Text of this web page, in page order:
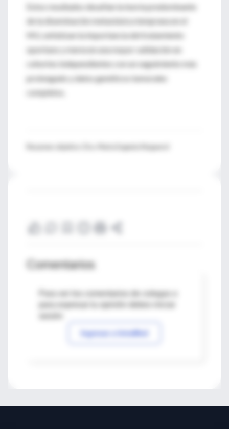
Estos resultados desafían la teoría predominante
de la diseminación metastásica temprana en el
MU, enfatizan la importancia del tratamiento
oportuno y merecen una mayor validación en
cohortes independientes con un seguimiento más
prolongado y datos genéticos tumorales
completos.
Comentarios
Para ver los comentarios de colegas o
Ingresar a IntraMed